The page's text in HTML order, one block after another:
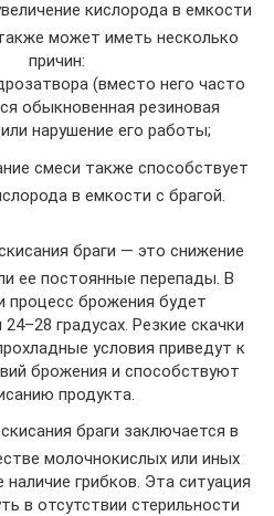
кислорода в емкости
может иметь несколько
причин:
(вместо него часто
обыкновенная резиновая
нарушение его работы;
смеси также способствует
в емкости с брагой.
браги — это снижение
ее постоянные перепады. В
процесс брожения будет
градусах. Резкие скачки
условия приведут к
брожения и способствуют
продукта.
браги заключается в
молочнокислых или иных
наличие грибков. Эта ситуация
в отсутствии стерильности